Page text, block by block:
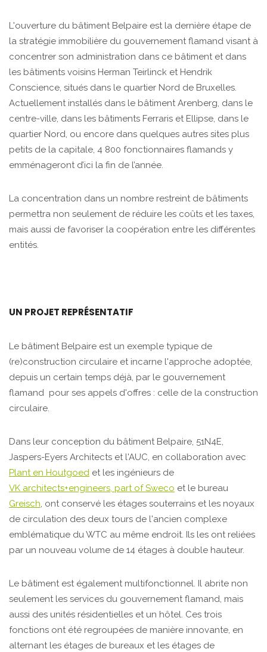
L'ouverture du bâtiment Belpaire est la dernière étape de
la stratégie immobilière du gouvernement flamand visant à
concentrer son administration dans ce bâtiment et dans
les bâtiments voisins Herman Teirlinck et Hendrik
Conscience, situés dans le quartier Nord de Bruxelles.
Actuellement installés dans le bâtiment Arenberg, dans le
centre-ville, dans les bâtiments Ferraris et Ellipse, dans le
quartier Nord, ou encore dans quelques autres sites plus
petits de la capitale, 4 800 fonctionnaires flamands y
emménageront d’ici la fin de l’année.
La concentration dans un nombre restreint de bâtiments
permettra non seulement de réduire les coûts et les taxes,
mais aussi de favoriser la coopération entre les différentes
entités.
UN PROJET REPRÉSENTATIF
Le bâtiment Belpaire est un exemple typique de
(re)construction circulaire et incarne l'approche adoptée,
depuis un certain temps déjà, par le gouvernement
flamand pour ses appels d'offres : celle de la construction
circulaire.
Dans leur conception du bâtiment Belpaire, 51N4E,
Jaspers-Eyers Architects et l'AUC, en collaboration avec
Plant en Houtgoed et les ingénieurs de
VK architects+engineers, part of Sweco et le bureau
Greisch, ont conservé les étages souterrains et les noyaux
de circulation des deux tours de l'ancien complexe
emblématique du WTC au même endroit. Ils les ont reliées
par un nouveau volume de 14 étages à double hauteur.
Le bâtiment est également multifonctionnel. Il abrite non
seulement les services du gouvernement flamand, mais
aussi des unités résidentielles et un hôtel. Ces trois
fonctions ont été regroupées de manière innovante, en
alternant les étages de bureaux et les étages de